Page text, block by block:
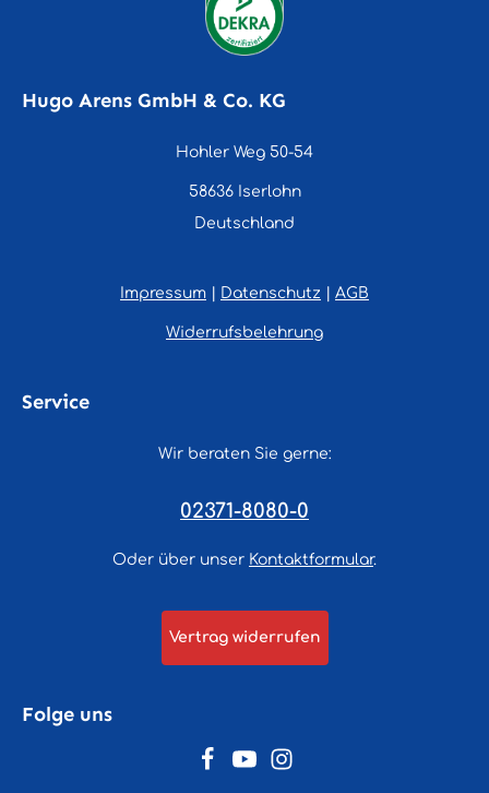
Hugo Arens GmbH & Co. KG
Hohler Weg 50-54
58636 Iserlohn
Deutschland
Impressum Datenschutz AGB
Widerrufsbelehrung
Service
Wir beraten Sie gerne:
02371-8080-0
Oder über unser Kontaktformular.
Vertrag widerrufen
Folge uns